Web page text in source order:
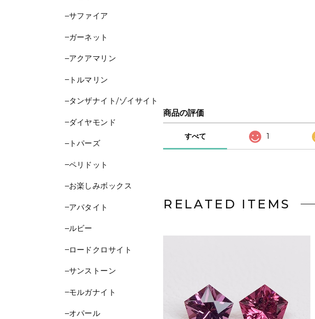
サファイア
ガーネット
アクアマリン
トルマリン
タンザナイト/ゾイサイト
ダイヤモンド
トパーズ
ペリドット
お楽しみボックス
アパタイト
ルビー
ロードクロサイト
サンストーン
モルガナイト
オパール
商品の評価
すべて 1
RELATED ITEMS